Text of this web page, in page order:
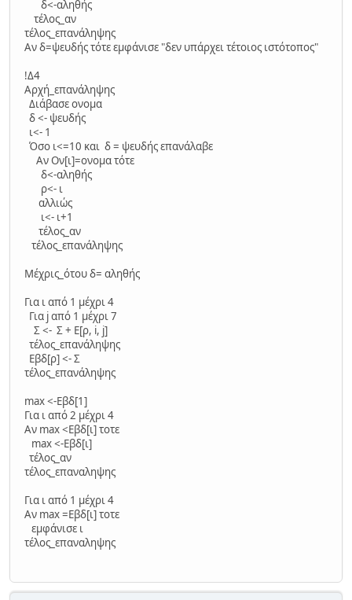
δ<-αληθής
τέλος_αν
τέλος_επανάληψης
Αν δ=ψευδής τότε εμφάνισε "δεν υπάρχει τέτοιος ιστότοπος"
!Δ4
Αρχή_επανάληψης
Διάβασε ονομα
δ <- ψευδής
ι<- 1
Όσο ι<=10 και δ = ψευδής επανάλαβε
Αν Ον[ι]=ονομα τότε
δ<-αληθής
ρ<- ι
αλλιώς
ι<- ι+1
τέλος_αν
τέλος_επανάληψης
Μέχρις_ότου δ= αληθής
Για ι από 1 μέχρι 4
Για j από 1 μέχρι 7
Σ <- Σ + Ε[ρ, i, j]
τέλος_επανάληψης
Εβδ[ρ] <- Σ
τέλος_επανάληψης
max <-Εβδ[1]
Για ι από 2 μέχρι 4
Αν max <Εβδ[ι] τοτε
max <-Εβδ[ι]
τέλος_αν
τέλος_επαναληψης
Για ι από 1 μέχρι 4
Αν max =Εβδ[ι] τοτε
εμφάνισε ι
τέλος_επαναληψης